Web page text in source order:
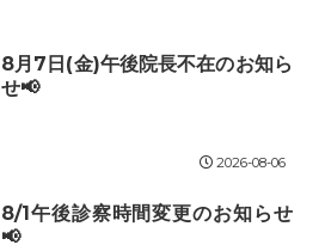
8月7日(金)午後院長不在のお知ら
せ📢
2026-08-06
8/1午後診察時間変更のお知らせ
📢